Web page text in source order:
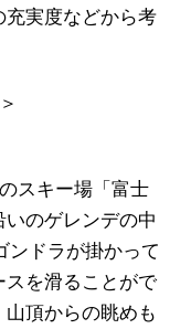
実度などから考
スキー場「富士
のゲレンデの中
ドラが掛かって
を滑ることがで
頂からの眺めも